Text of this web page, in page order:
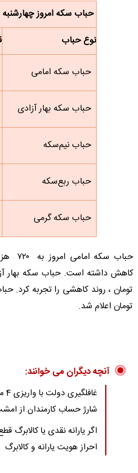
حباب سکه امروز چهارشنبه ۱۶ اردیبهشت ۱۴۰۵
نوع حباب
حباب سکه امامی
حباب سکه بهار آزادی
حباب نیم‌سکه
حباب ربع‌سکه
حباب سکه گرمی
تومان اعلام شد.
آنچه دیگران می خوانند:
شارژ حساب کارمندان از
اگر یارانه نقدی یا کالابرگ
احراز هویت یارانه و کالابرگ